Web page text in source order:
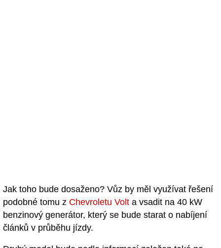
Jak toho bude dosaženo? Vůz by měl využívat řešení
podobné tomu z Chevroletu Volt a vsadit na 40 kW
benzinový generátor, který se bude starat o nabíjení
článků v průběhu jízdy.